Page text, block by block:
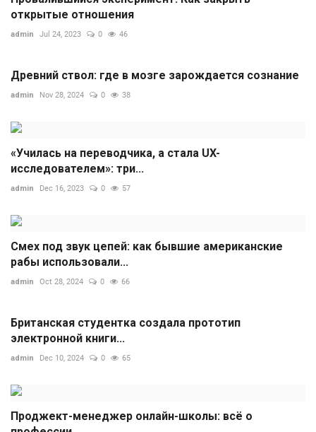
открытые отношения
admin Jul 24, 2023 0 46
Древний ствол: где в мозге зарождается сознание
admin Nov 28, 2024 0 38
«Училась на переводчика, а стала UX-
исследователем»: три...
admin Dec 16, 2023 0 57
Смех под звук цепей: как бывшие американские
рабы использовали...
admin Oct 28, 2024 0 66
Британская студентка создала прототип
электронной книги...
admin Dec 10, 2024 0 65
Проджект-менеджер онлайн-школы: всё о